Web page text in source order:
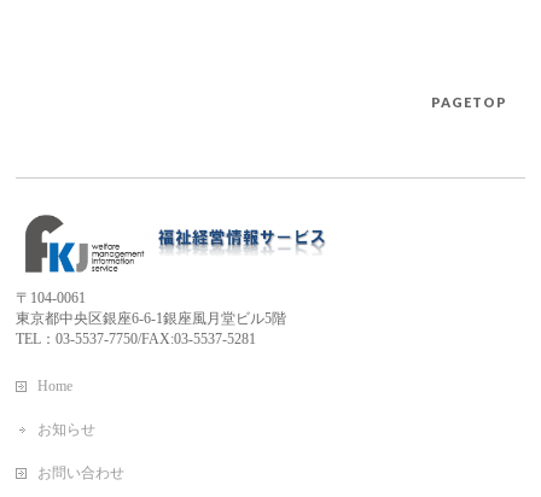
PAGETOP
〒104-0061
東京都中央区銀座6-6-1銀座風月堂ビル5階
TEL：03-5537-7750/FAX:03-5537-5281
Home
お知らせ
お問い合わせ